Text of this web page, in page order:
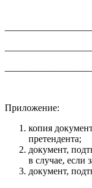
Приложение:
копия
претендента;
документ,
в случае, если
документ,